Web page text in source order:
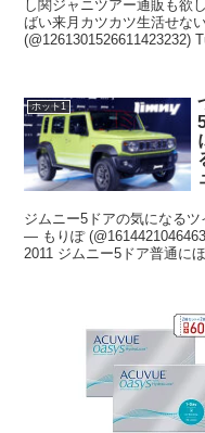
し関ジャニツアー通販も欲
ばい来月カツカツ生活せな
(@1261301526611423232)
ホット1
ジムニー5ドアの気になる
— もりぽ
2011 ジムニー5ドア普通に